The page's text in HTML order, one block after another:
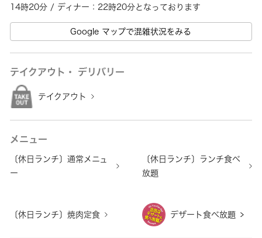
14時20分 / ディナー：22時20分となっております
Google マップで混雑状況をみる
テイクアウト・ デリバリー
テイクアウト
メニュー
〔休日ランチ〕通常メニュ
ー
〔休日ランチ〕ランチ食べ
放題
〔休日ランチ〕焼肉定食 デザート食べ放題